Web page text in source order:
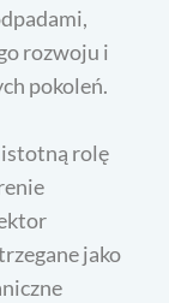
rozwoju i
pokoleń.
istotną rolę
jako